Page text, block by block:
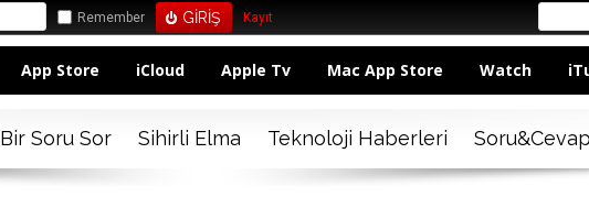
Remember Kayıt
App Store iCloud Apple Tv Mac App Store Watch
Bir Soru Sor Sihirli Elma Teknoloji Haberleri